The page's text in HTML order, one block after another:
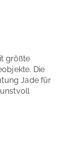
größte
Die
Jade für